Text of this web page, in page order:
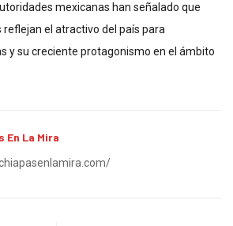
mexicanas han señalado que
el atractivo del país para
y su creciente protagonismo en el ámbito
En La Mira